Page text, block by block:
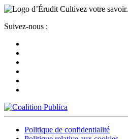
Cultivez votre savoir.
Suivez-nous :
Politique de confidentialité